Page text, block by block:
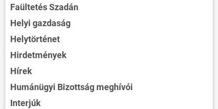
Faültetés Szadán
Helyi gazdaság
Helytörténet
Hirdetmények
Hírek
Humánügyi Bizottság meghívói
Interjúk